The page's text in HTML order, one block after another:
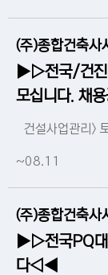
(주)종합건축사
▶▷전국/건진
모십니다. 채
건설사업관리>
~08.11
(주)종합건축사
▶▷전국PQ대
다◁◀